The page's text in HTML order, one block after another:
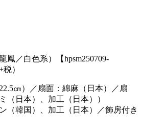
鳳／白色系）【hpsm250709-
）
㎝）／扇面：綿麻（日本）／扇
（日本）、加工（日本））
（韓国）、加工（日本）／飾房付き